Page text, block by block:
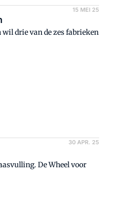
15 MEI 25
wil drie van de zes fabrieken
30 APR. 25
De Wheel voor